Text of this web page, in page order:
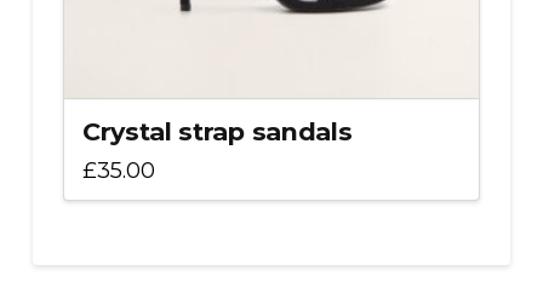
Crystal strap sandals
£35.00